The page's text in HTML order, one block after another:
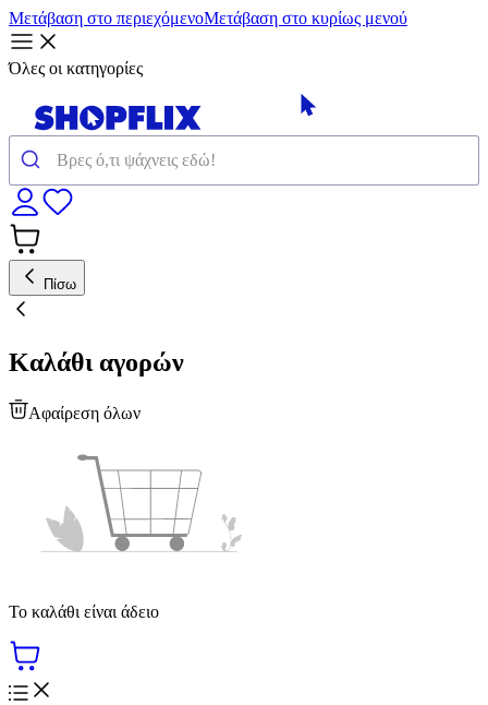
Μετάβαση στο περιεχόμενοΜετάβαση στο κυρίως μενού
Όλες οι κατηγορίες
Πίσω
Καλάθι αγορών
Αφαίρεση όλων
Το καλάθι είναι άδειο